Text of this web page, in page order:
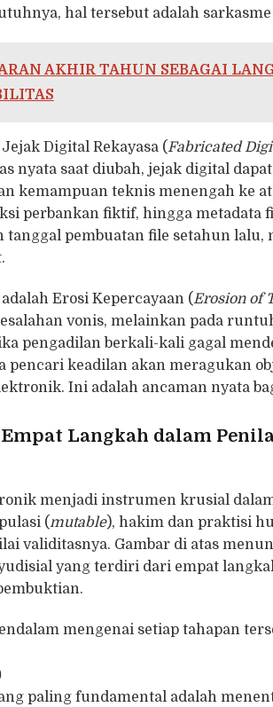
hal tersebut adalah
AKHIR TAHUN SEBAGAI
Digital Rekayasa (Fabricated
nyata saat diubah, jejak digital
kemampuan teknis menengah ke
perbankan fiktif, hingga metadata
pembuatan file setahun lalu,
Erosi Kepercayaan (Erosion of
vonis, melainkan pada
pengadilan berkali-kali gagal
pencari keadilan akan meragukan
Ini adalah ancaman nyata
Langkah dalam
menjadi instrumen krusial
(mutable), hakim dan praktisi
validitasnya. Gambar di atas
yang terdiri dari empat
mengenai setiap tahapan
paling fundamental adalah